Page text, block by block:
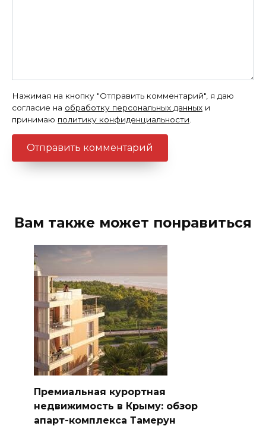
Нажимая на кнопку "Отправить комментарий", я даю
согласие на обработку персональных данных и
принимаю политику конфиденциальности.
Вам также может понравиться
Премиальная курортная
недвижимость в Крыму: обзор
апарт-комплекса Тамерун